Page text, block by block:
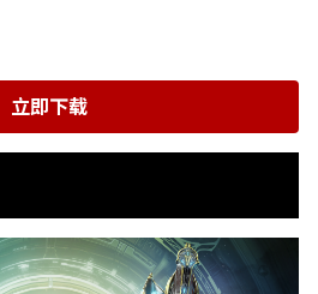
立即下载